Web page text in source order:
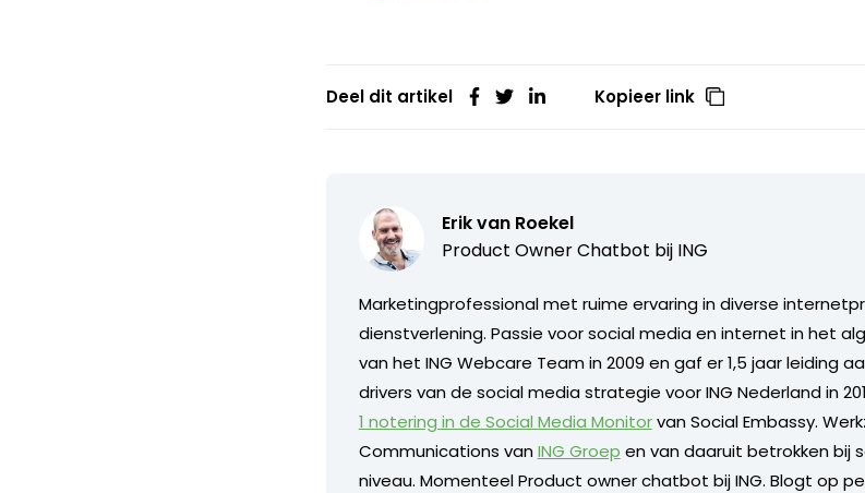
Deel dit artikel Kopieer link
Erik van Roekel
Product Owner Chatbot bij ING
Marketingprofessional met ruime ervaring in diverse
dienstverlening. Passie voor social media en internet in het
van het ING Webcare Team in 2009 en gaf er 1,5 jaar leiding
drivers van de social media strategie voor ING Nederland in
1 notering in de Social Media Monitorvan Social Embassy.
Communications vanING Groep en van daaruit betrokken bij
niveau. Momenteel Product owner chatbot bij ING. Blogt op